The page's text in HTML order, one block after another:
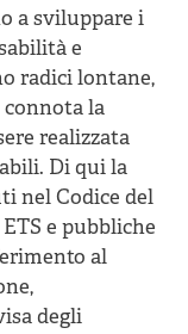
a sviluppare i
e
radici lontane,
connota la
realizzata
Di qui la
nel Codice del
e pubbliche
al
degli